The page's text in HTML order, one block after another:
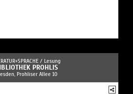
/ Lesung
PROHLIS
Prohliser Allee 10